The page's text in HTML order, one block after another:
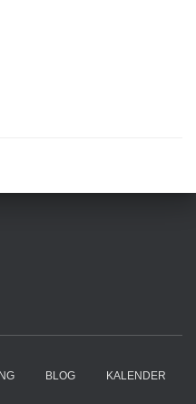
BLOG KALENDER